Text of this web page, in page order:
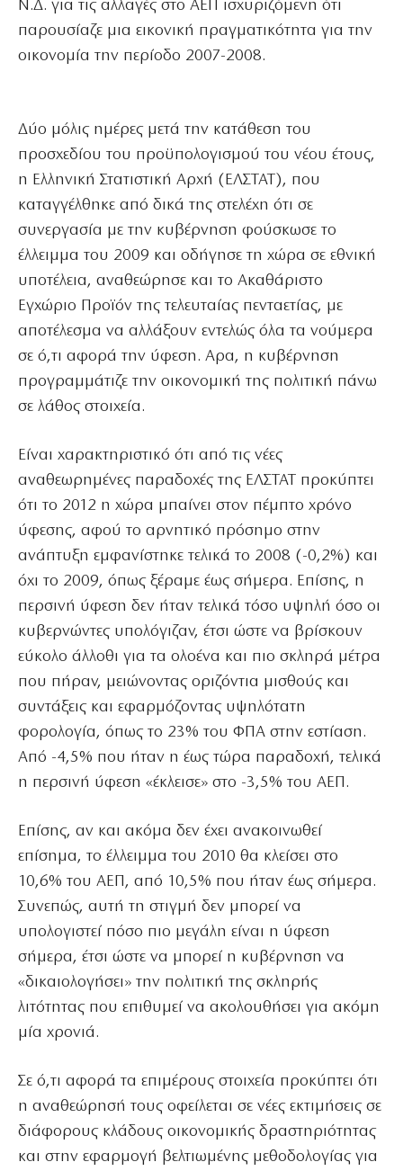
Ν.Δ. για τις αλλαγές στο ΑΕΠ ισχυριζόμενη ότι
παρουσίαζε μια εικονική πραγματικότητα για την
οικονομία την περίοδο 2007-2008.
Δύο μόλις ημέρες μετά την κατάθεση του
προσχεδίου του προϋπολογισμού του νέου έτους,
η Ελληνική Στατιστική Αρχή (ΕΛΣΤΑΤ), που
καταγγέλθηκε από δικά της στελέχη ότι σε
συνεργασία με την κυβέρνηση φούσκωσε το
έλλειμμα του 2009 και οδήγησε τη χώρα σε εθνική
υποτέλεια, αναθεώρησε και το Ακαθάριστο
Εγχώριο Προϊόν της τελευταίας πενταετίας, με
αποτέλεσμα να αλλάξουν εντελώς όλα τα νούμερα
σε ό,τι αφορά την ύφεση. Αρα, η κυβέρνηση
προγραμμάτιζε την οικονομική της πολιτική πάνω
σε λάθος στοιχεία.
Είναι χαρακτηριστικό ότι από τις νέες
αναθεωρημένες παραδοχές της ΕΛΣΤΑΤ προκύπτει
ότι το 2012 η χώρα μπαίνει στον πέμπτο χρόνο
ύφεσης, αφού το αρνητικό πρόσημο στην
ανάπτυξη εμφανίστηκε τελικά το 2008 (-0,2%) και
όχι το 2009, όπως ξέραμε έως σήμερα. Επίσης, η
περσινή ύφεση δεν ήταν τελικά τόσο υψηλή όσο οι
κυβερνώντες υπολόγιζαν, έτσι ώστε να βρίσκουν
εύκολο άλλοθι για τα ολοένα και πιο σκληρά μέτρα
που πήραν, μειώνοντας οριζόντια μισθούς και
συντάξεις και εφαρμόζοντας υψηλότατη
φορολογία, όπως το 23% του ΦΠΑ στην εστίαση.
Από -4,5% που ήταν η έως τώρα παραδοχή, τελικά
η περσινή ύφεση «έκλεισε» στο -3,5% του ΑΕΠ.
Επίσης, αν και ακόμα δεν έχει ανακοινωθεί
επίσημα, το έλλειμμα του 2010 θα κλείσει στο
10,6% του ΑΕΠ, από 10,5% που ήταν έως σήμερα.
Συνεπώς, αυτή τη στιγμή δεν μπορεί να
υπολογιστεί πόσο πιο μεγάλη είναι η ύφεση
σήμερα, έτσι ώστε να μπορεί η κυβέρνηση να
«δικαιολογήσει» την πολιτική της σκληρής
λιτότητας που επιθυμεί να ακολουθήσει για ακόμη
μία χρονιά.
Σε ό,τι αφορά τα επιμέρους στοιχεία προκύπτει ότι
η αναθεώρησή τους οφείλεται σε νέες εκτιμήσεις σε
διάφορους κλάδους οικονομικής δραστηριότητας
και στην εφαρμογή βελτιωμένης μεθοδολογίας για